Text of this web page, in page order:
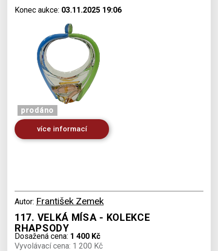
Konec aukce: 03.11.2025 19:06
prodáno
více informací
Autor: František Zemek
117. VELKÁ MÍSA - KOLEKCE
RHAPSODY
Dosažená cena: 1 400 Kč
Vyvolávací cena: 1 200 Kč